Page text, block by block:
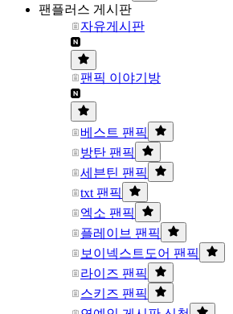
팬플러스 게시판
자유게시판
팬픽 이야기방
베스트 팬픽
방탄 팬픽
세븐틴 팬픽
txt 팬픽
엑소 팬픽
플레이브 팬픽
보이넥스트도어 팬픽
라이즈 팬픽
스키즈 팬픽